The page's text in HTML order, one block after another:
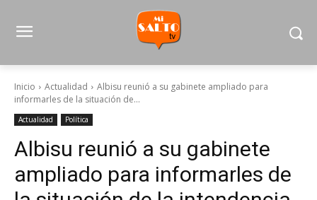
Inicio Actualidad
Albisu reunió a su gabinete ampliado para
informarles de la situación de...
Actualidad Política
Albisu reunió a su gabinete
ampliado para informarles de